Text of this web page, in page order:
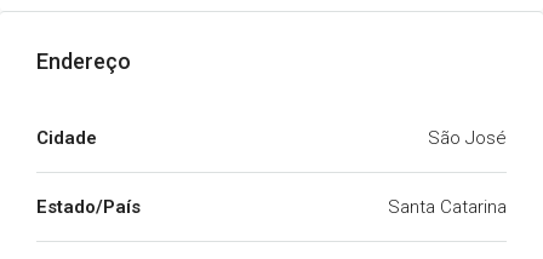
Endereço
Cidade São José
Estado/País Santa Catarina